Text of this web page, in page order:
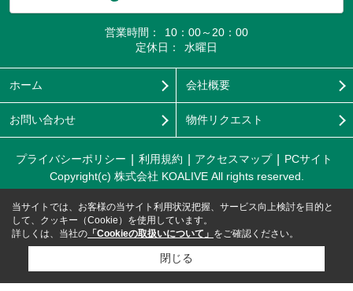
営業時間：
10：00～20：00
定休日：
水曜日
ホーム 会社概要
お問い合わせ 物件リクエスト
プライバシーポリシー 利用規約 アクセスマップ
PCサイト
Copyright(c) 株式会社 KOALIVE All rights reserved.
当サイトでは、お客様の当サイト利用状況把握、サービス向上検討を目的と
して、クッキー（Cookie）を使用しています。
詳しくは、当社の 「Cookieの取扱いについて」 をご確認ください。
閉じる